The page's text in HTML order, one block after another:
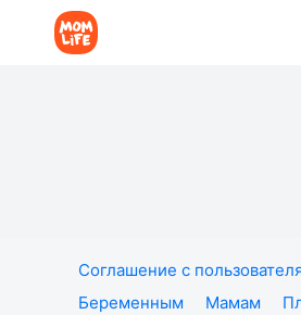
Соглашение с
Беременным
Мамам